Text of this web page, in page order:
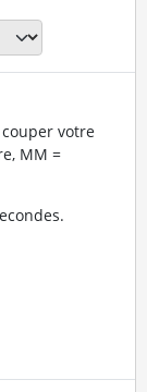
votre
MM =